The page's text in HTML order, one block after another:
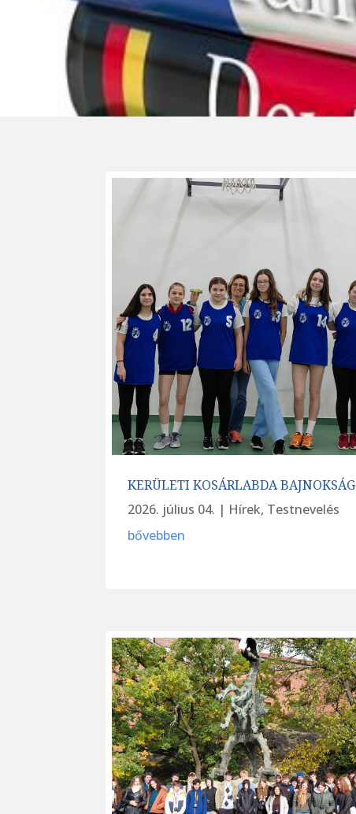
KERÜLETI KOSÁRLABDA BAJNOKSÁG
2026. július 04. | Hírek, Testnevelés
bővebben